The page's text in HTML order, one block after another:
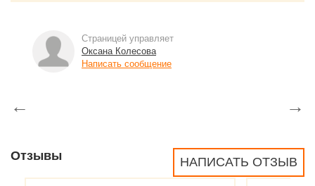
Страницей управляет
Оксана Колесова
Написать сообщение
← →
НАПИСАТЬ ОТЗЫВ
Отзывы